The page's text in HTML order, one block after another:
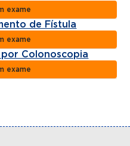
exame
de Fístula
exame
por Colonoscopia
exame